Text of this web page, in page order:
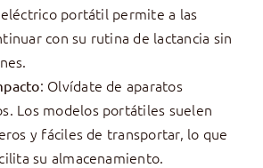
eléctrico portátil permite a las
con su rutina de lactancia sin
: Olvídate de aparatos
Los modelos portátiles suelen
y fáciles de transportar, lo que
su almacenamiento.